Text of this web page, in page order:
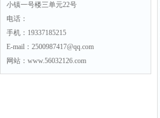
小镇一号楼三单元22号
电话：
手机：19337185215
E-mail：2500987417@qq.com
网站：www.56032126.com